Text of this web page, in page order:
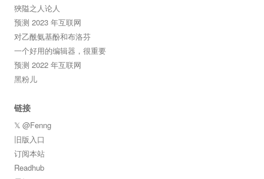
狹隘之人论人
预测 2023 年互联网
对乙酰氨基酚和布洛芬
一个好用的编辑器，很重要
预测 2022 年互联网
黑粉儿
链接
𝕏 @Fenng
旧版入口
订阅本站
Readhub